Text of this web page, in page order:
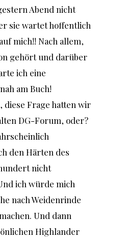
Abend nicht
sie wartet hoffentlich
mich!! Nach allem,
gehört und darüber
ich eine
am Buch!
diese Frage hatten wir
DG-Forum, oder?
den Härten des
nicht
ich würde mich
nach Weidenrinde
Und dann
Highlander